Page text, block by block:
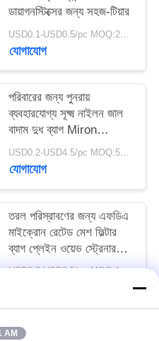
ডায়াগনস্টিক্সের জন্য সহজ-টিয়ার
USD0.1-USD0.5/pc MOQ:200PCS
যোগাযোগ
পরিবারের জন্য পুনরায়
ব্যবহারযোগ্য সূক্ষ্ম নাইলন জাল
বাদাম দুধ ব্যাগ Miron
200um
USD0.2-USD4.5/pc MOQ:50PCS
যোগাযোগ
তরল পরিস্রাবণের জন্য এফডিএ
মাইক্রোন রেটেড মেশ ফিল্টার
ব্যাগ প্লেইন ওয়েভ স্ট্রেনার
ব্যাগ
USD0.2-USD3.5/pc MOQ:100 পিসি
AM